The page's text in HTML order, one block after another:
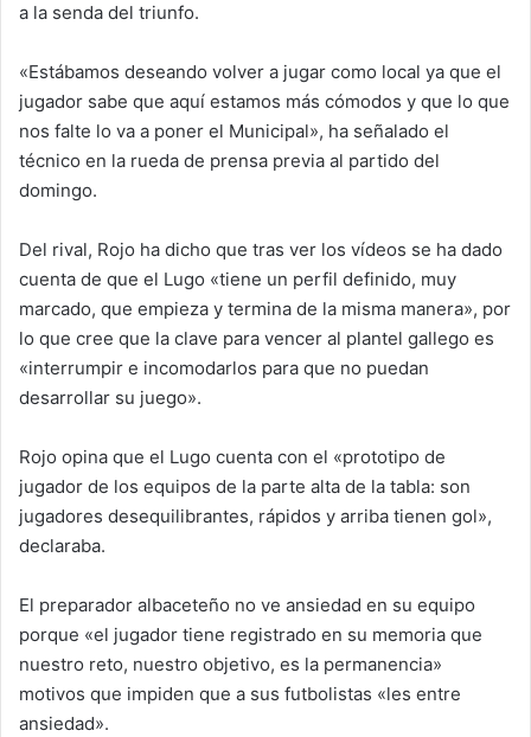
a la senda del triunfo.
«Estábamos deseando volver a jugar como local ya que el
jugador sabe que aquí estamos más cómodos y que lo que
nos falte lo va a poner el Municipal», ha señalado el
técnico en la rueda de prensa previa al partido del
domingo.
Del rival, Rojo ha dicho que tras ver los vídeos se ha dado
cuenta de que el Lugo «tiene un perfil definido, muy
marcado, que empieza y termina de la misma manera», por
lo que cree que la clave para vencer al plantel gallego es
«interrumpir e incomodarlos para que no puedan
desarrollar su juego».
Rojo opina que el Lugo cuenta con el «prototipo de
jugador de los equipos de la parte alta de la tabla: son
jugadores desequilibrantes, rápidos y arriba tienen gol»,
declaraba.
El preparador albaceteño no ve ansiedad en su equipo
porque «el jugador tiene registrado en su memoria que
nuestro reto, nuestro objetivo, es la permanencia»
motivos que impiden que a sus futbolistas «les entre
ansiedad».